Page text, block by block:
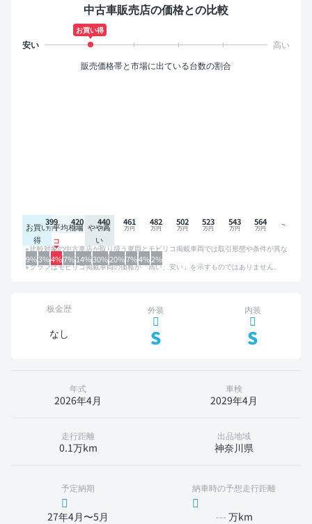
中古車販売店の価格との比較
お買い得
販売価格帯と市場に出ている台数の割合
お買い
得
平均相場 やや高
い
9%3%4%7%14%30%20%7%4%2%
399 420 440 461 482 502 523 543 564
比較対象の中古車店が取り扱う車両とモビリコ掲載車両では取引形態や条件が異な
るため、グラフは参考情報です。
グラフはモビリコ掲載車両の価格が「高い、安い」を示すものではありません。
板金歴
なし
外装
S
内装
S
年式
2026年4月
車検
2029年4月
走行距離
0.1万km
出品地域
神奈川県
予定納期
27年4月〜5月
納車時の予想走行距離
--- 万km